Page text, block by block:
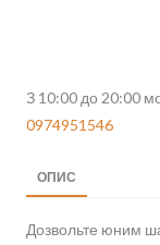
З 10:00 до 20:00
0974951546
ОПИС
Дозвольте юним